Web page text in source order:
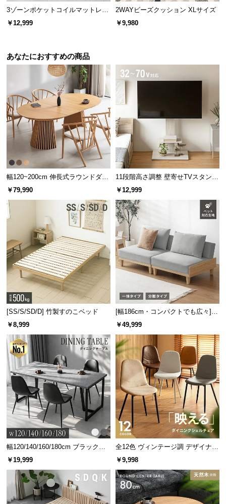
開放的なオープン収納
ディスプレイとしても使える開放的なオープン収
納。観葉植物や小物などを飾ればインテリアの一部
として楽しめます。
横幅 奥行き
約60.1cm 約26.8cm
物が落ちにくいトレー型収納
高さ約9.2cmと物が落ちにくいトレー型収納。文房具
などデスク周りの小物を安全に収納しておくことが
できます。
3ゾーンポケットコイルマットレス
厚さ22cm S ブラック
￥12,999
2WAYビーズクッション XLサイズ
￥9,980
あなたにおすすめの商品
幅120~200cm 伸長式ラウンドダイ
ニングテーブル 6人掛け 天然木突
板 美しい格子デザイン
￥79,990
11段階高さ調整 壁寄せTVスタンド
キャスター付き 上下左右角度調節
￥12,999
[SS/S/SD/D] 竹製すのこベッド
￥8,999
[幅186cm・コンパクトでも広々] 3
人掛けソファベッド リクライニン
￥49,999
幅120/140/160/180cm ブラックフ
レーム ダイニング 大理石調 4人掛
￥19,999
全12色 ヴィンテージ調 デザイナー
ズシェルチェア
￥9,998